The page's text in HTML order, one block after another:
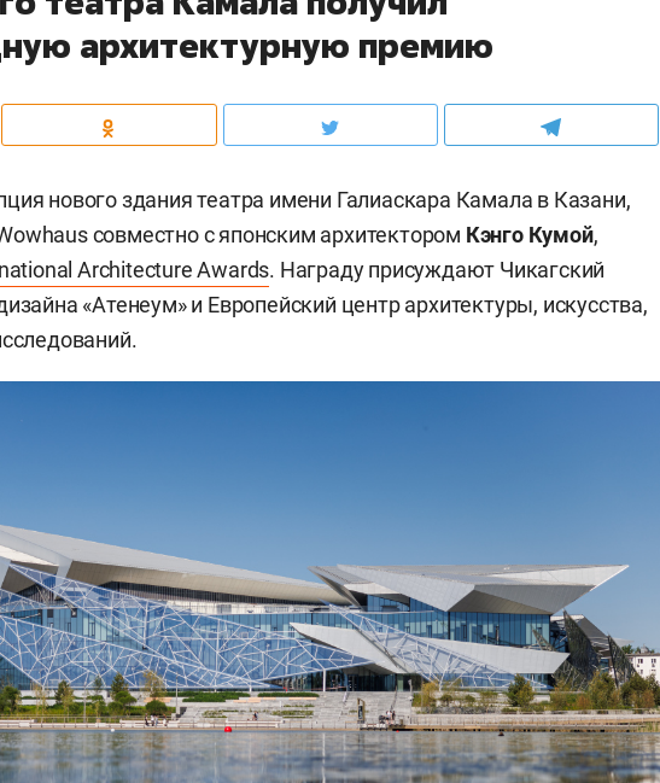
архитектурную премию
нового здания театра имени Галиаскара Камала в Казани,
совместно с японским архитектором Кэнго Кумой,
Architecture Awards. Награду присуждают Чикагский
«Атенеум» и Европейский центр архитектуры, искусства,